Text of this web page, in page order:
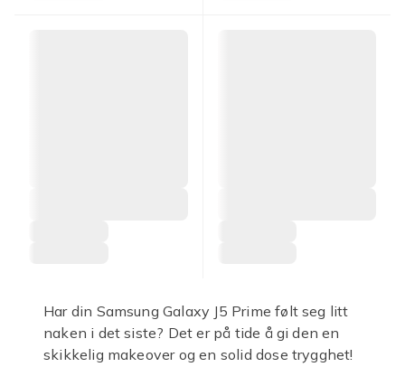
Har din Samsung Galaxy J5 Prime følt seg litt
naken i det siste? Det er på tide å gi den en
skikkelig makeover og en solid dose trygghet!